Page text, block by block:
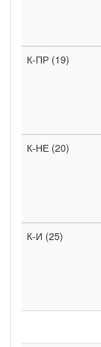
К-ПР (19)
К-НЕ (20)
К-И (25)